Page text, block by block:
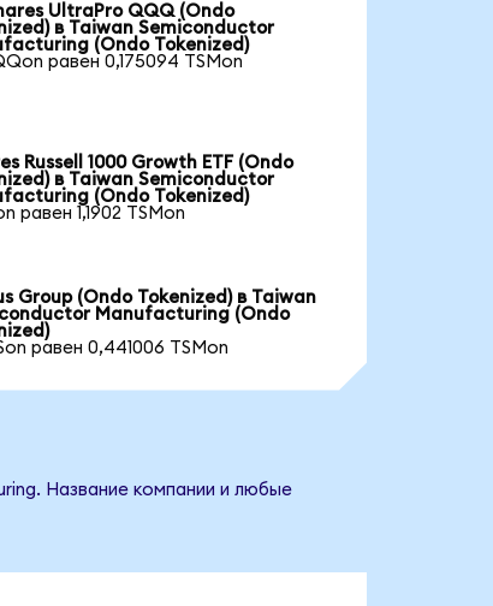
UltraPro QQQ (Ondo
в Taiwan Semiconductor
(Ondo Tokenized)
равен 0,175094 TSMon
Russell 1000 Growth ETF (Ondo
в Taiwan Semiconductor
(Ondo Tokenized)
равен 1,1902 TSMon
Group (Ondo Tokenized) в Taiwan
Manufacturing (Ondo
равен 0,441006 TSMon
Название компании и любые